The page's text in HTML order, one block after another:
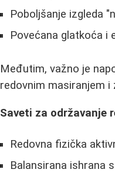
Poboljšanje izgleda
Povećana glatkoća i
Međutim, važno je
redovnim masiranjem
Saveti za održavanje
Redovna fizička
Balansirana ishrana